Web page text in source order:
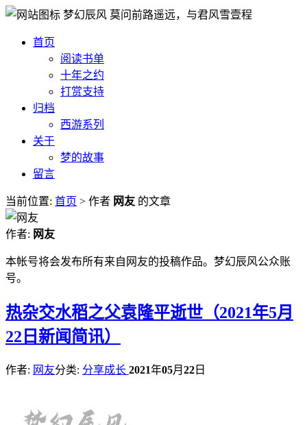
梦幻辰风 莫问前路遥远，与君风雪壹程
首页
阅读书单
十年之约
打赏支持
归档
西游系列
关于
梦的故事
留言
当前位置: 首页 > 作者 网友 的文章
作者: 网友
本帐号将会发布所有来自网友的投稿作品。梦幻辰风公众账
号。
热杂交水稻之父袁隆平逝世（2021年5月
22日新闻简讯）
作者: 网友分类: 分享成长 2021年05月 22 日